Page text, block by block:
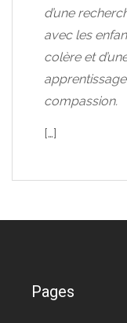
d’une
avec les
colère et
compassion.
[…]
Pages